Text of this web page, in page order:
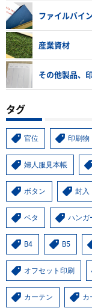
ファイルバイ
産業資材
その他製品、
タグ
官位 印刷物
婦人服見本帳
ボタン 封入
ベタ ハンガ
B4 B5
オフセット印刷
カーテン カ